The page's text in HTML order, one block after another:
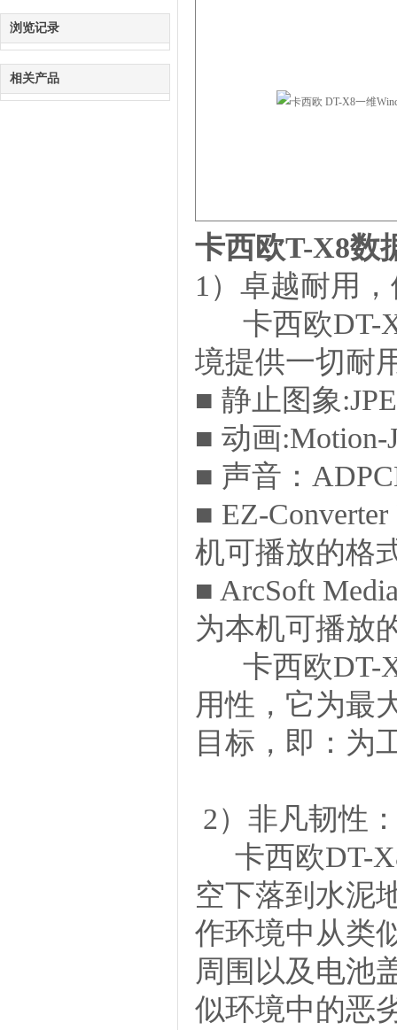
浏览记录
相关产品
卡西欧T-X8数
1）卓越耐用
卡西欧DT-
境提供一切耐
■ 静止图象
■ 动画:Motion-
■ 声音：
■ EZ-
机可播放的格
■ ArcSoft
为本机可播放
卡西欧DT-
用性，它为最
目标，即：为
2）非凡韧性
卡西欧DT-
空下落到水泥
作环境中从类
周围以及电池
似环境中的恶